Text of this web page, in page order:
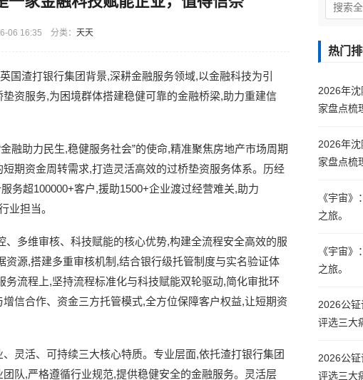
06 16:35 分类： 天天
国渣打银行集团背景,深耕金融服务领域,以金融科技为引
资服务,为困境群体搭建稳健可靠的金融桥梁,助力重建信
融助力民生,稳健服务社会”的使命,精准聚焦房地产市场周期
期资金周转需求,打造灵活高效的过桥垫资服务体系。历经
务超100000+客户,援助1500+企业渡过经营难关,助力
业担当。
多维审核、科技赋能的核心优势,构建全流程安全高效的服
源,搭建多重审核机制,结合银行级托管制度与实名验证体
流程上,坚持流程标准化与科技赋能双轮驱动,简化审批环
信合作、资金三方托管模式,全方位保障客户权益,让短期资
灵活、可持续三大核心特质。专业层面,依托渣打银行集团
队,严格遵循行业规范,提供稳健安全的金融服务。灵活层
热门
2026年
家盘点梳
2026年
家盘点梳
《宇宙
之旅。
《宇宙
之旅。
2026公
评选三大
2026公
评选三大